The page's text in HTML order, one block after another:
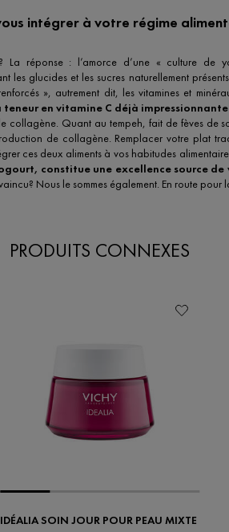
intégrer à votre régime
La réponse : l’amorce d’une « culture de
les glucides et les sucres naturellement
», autrement dit, les vitamines et
en vitamine C déjà
Quant au tempeh, fait de fèves de
de collagène. Remplacer votre plat
ces deux aliments à vos habitudes
constitue une excellence source
Nous le sommes également. En route pour
PRODUITS CONNEXES
IDÉALIA SOIN JOUR POUR PEAU MIXTE